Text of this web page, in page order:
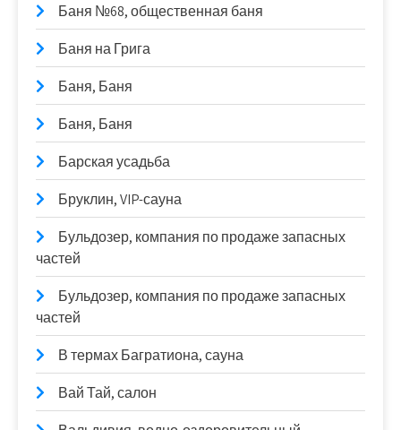
Баня №68, общественная баня
Баня на Грига
Баня, Баня
Баня, Баня
Барская усадьба
Бруклин, VIP-сауна
Бульдозер, компания по продаже запасных
частей
Бульдозер, компания по продаже запасных
частей
В термах Багратиона, сауна
Вай Тай, салон